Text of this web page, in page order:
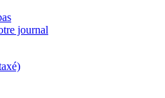
journal